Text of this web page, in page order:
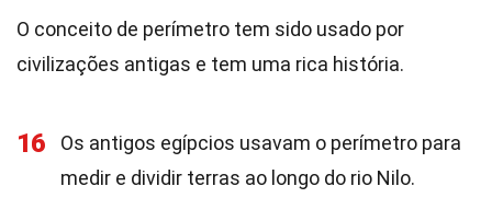
O conceito de perímetro tem sido usado por
civilizações antigas e tem uma rica história.
16
Os antigos egípcios usavam o perímetro para
medir e dividir terras ao longo do rio Nilo.